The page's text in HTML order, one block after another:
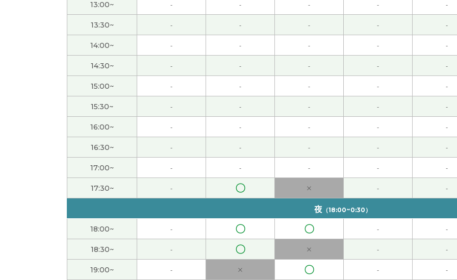
你怎么看茶颜家族，下次聊一聊吧
确实写日记费时间，一天只能写一天的日记 ( 60代 男性 )
谢谢您的课。现在世界上不景气。没有加班费的话、生活很难了。下次也请多关照。( 50代 男性 )
谢谢您的课。近义词、反义词很多。记得很难。可是、今年我打算考中文検定。下次也请多关照 ( 50代 男性 )
谢谢您的课。端午节吃粽子很好吃。好像日本的粽一样。下次也请多关照。
端午安康。节日食欲很好，想吃好吃的东西。下次见( 40代 男性 )
谢谢老师，您的生活方式太健康了，我也希望我的孩子们不挑食和长得更高了，下次见！
谢谢您的课。锻炼身体、出汗、对身体健康很好。您已经很美了。我已经五十多岁了。可是、继续锻炼身体。
谢谢老师，我的儿子都长大了后，我一定要去内蒙古和新疆旅游的！( 40代 )
谢谢你解释得这么清楚！
13:00~ - - - - -
13:30~ - - - - -
14:00~ - - - - -
14:30~ - - - - -
15:00~ - - - - -
15:30~ - - - - -
16:00~ - - - - -
16:30~ - - - - -
17:00~ - - - - -
17:30~ - 〇 × - -
夜 （18:00~0:30）
18:00~ - 〇 〇 - -
18:30~ - 〇 × - -
19:00~ - × 〇 - -